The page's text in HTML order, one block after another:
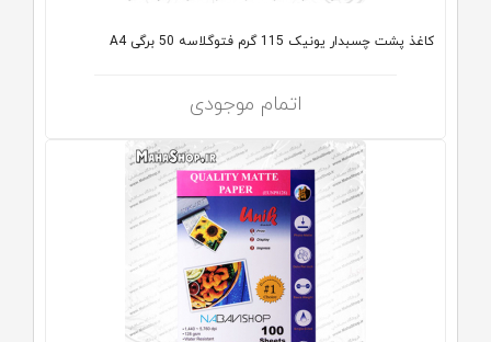
کاغذ پشت چسبدار یونیک 115 گرم فتوگلاسه 50 برگی A4
اتمام موجودی